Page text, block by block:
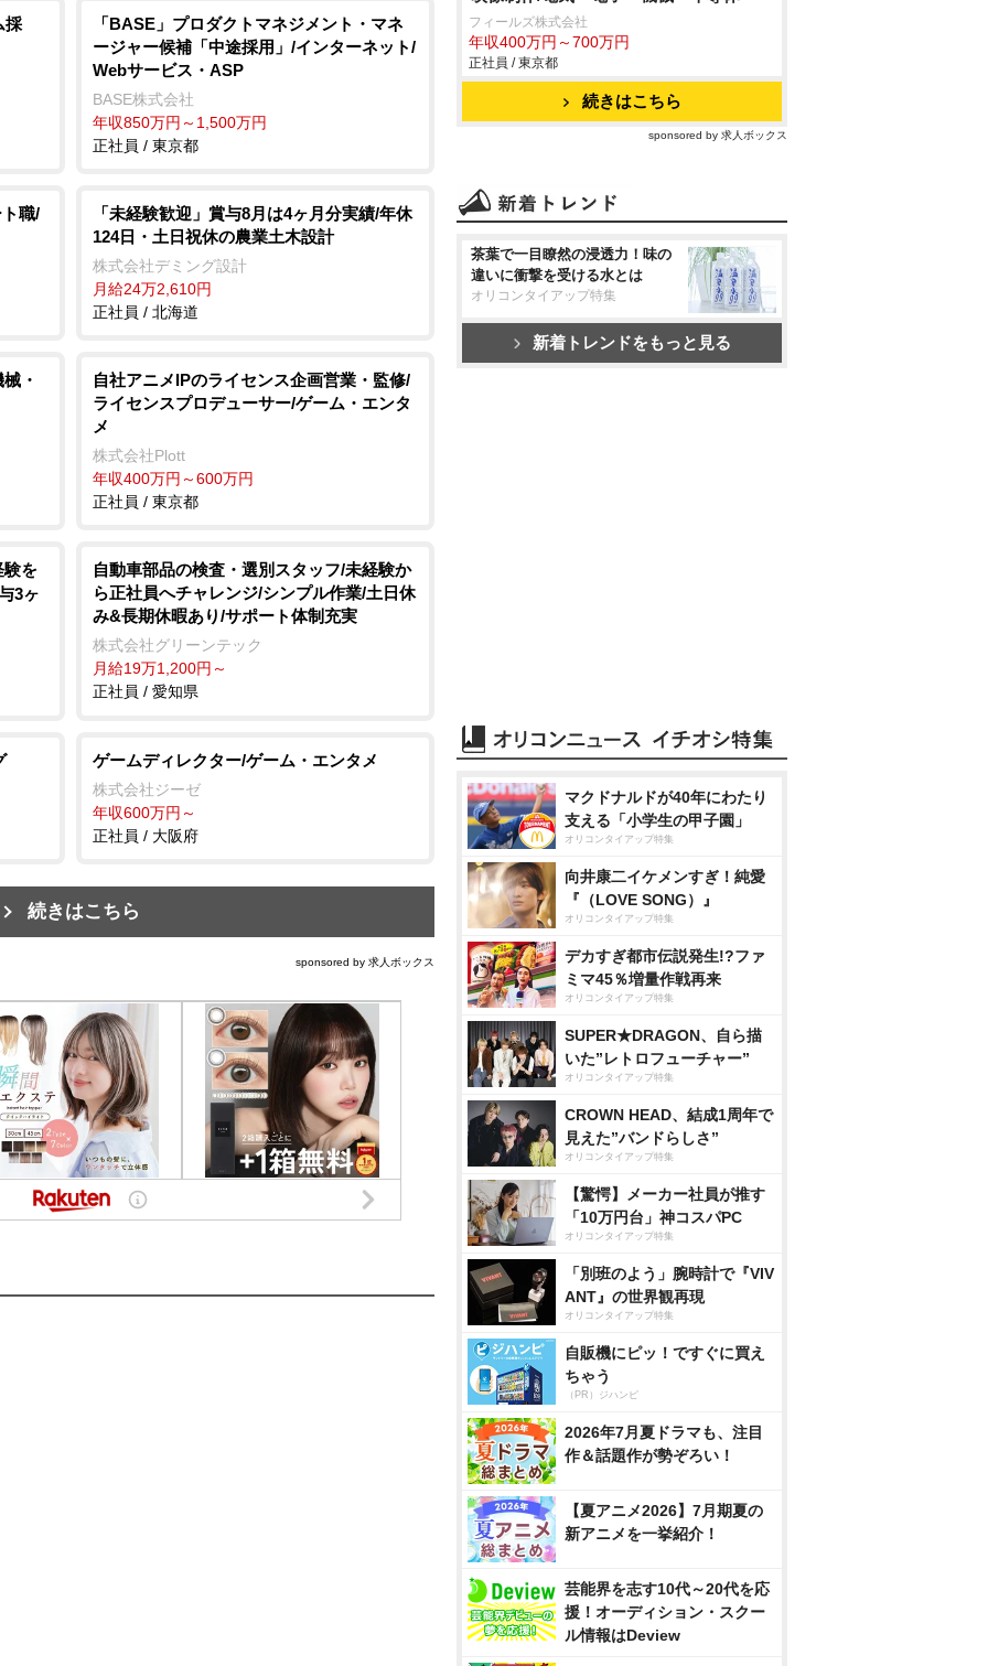
採
「BASE」プロダクトマネジメント・マネ
ージャー候補「中途採用」/インターネット/
Webサービス・ASP
BASE株式会社
年収850万円～1,500万円
正社員 / 東京都
職/
「未経験歓迎」賞与8月は4ヶ月分実績/年休
124日・土日祝休の農業土木設計
株式会社デミング設計
月給24万2,610円
正社員 / 北海道
・
自社アニメIPのライセンス企画営業・監修/
ライセンスプロデューサー/ゲーム・エンタ
メ
株式会社Plott
年収400万円～600万円
正社員 / 東京都
験を
3ヶ
自動車部品の検査・選別スタッフ/未経験か
ら正社員へチャレンジ/シンプル作業/土日休
み&長期休暇あり/サポート体制充実
株式会社グリーンテック
月給19万1,200円～
正社員 / 愛知県
ゲームディレクター/ゲーム・エンタメ
株式会社ジーゼ
年収600万円～
正社員 / 大阪府
続きはこちら
sponsored by 求人ボックス
フィールズ株式会社
年収400万円～700万円
正社員 / 東京都
続きはこちら
sponsored by 求人ボックス
茶葉で一目瞭然の浸透力！味の
違いに衝撃を受ける水とは
オリコンタイアップ特集
新着トレンドをもっと見る
マクドナルドが40年にわたり
支える「小学生の甲子園」
オリコンタイアップ特集
向井康二イケメンすぎ！純愛
『（LOVE SONG）』
オリコンタイアップ特集
デカすぎ都市伝説発生!?ファ
ミマ45％増量作戦再来
オリコンタイアップ特集
SUPER★DRAGON、自ら描
いた”レトロフューチャー”
オリコンタイアップ特集
CROWN HEAD、結成1周年で
見えた”バンドらしさ”
オリコンタイアップ特集
【驚愕】メーカー社員が推す
「10万円台」神コスパPC
オリコンタイアップ特集
「別班のよう」腕時計で『VIV
ANT』の世界観再現
オリコンタイアップ特集
自販機にピッ！ですぐに買え
ちゃう
（PR）ジハンピ
2026年7月夏ドラマも、注目
作＆話題作が勢ぞろい！
【夏アニメ2026】7月期夏の
新アニメを一挙紹介！
芸能界を志す10代～20代を応
援！オーディション・スクー
ル情報はDeview